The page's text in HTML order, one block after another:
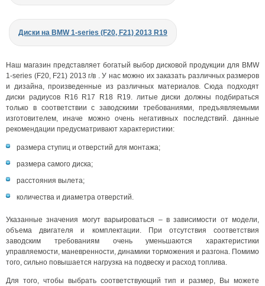
Диски на BMW 1-series (F20, F21) 2013 R19
Наш магазин представляет богатый выбор дисковой продукции для BMW
1-series (F20, F21) 2013 г/в . У нас можно их заказать различных размеров
и дизайна, произведенные из различных материалов. Сюда подходят
диски радиусов R16 R17 R18 R19. литые диски должны подбираться
только в соответствии с заводскими требованиями, предъявляемыми
изготовителем, иначе можно очень негативных последствий. данные
рекомендации предусматривают характеристики:
размера ступиц и отверстий для монтажа;
размера самого диска;
расстояния вылета;
количества и диаметра отверстий.
Указанные значения могут варьироваться – в зависимости от модели,
объема двигателя и комплектации. При отсутствия соответствия
заводским требованиям очень уменьшаются характеристики
управляемости, маневренности, динамики торможения и разгона. Помимо
того, сильно повышается нагрузка на подвеску и расход топлива.
Для того, чтобы выбрать соответствующий тип и размер, Вы можете